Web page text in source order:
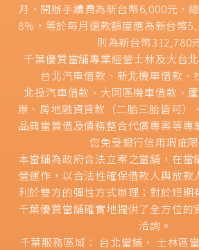
月，開辦手續費為新台幣6,000元，
8%，等於每月還款額度應為新台幣
則為新台幣312,780
千葉優質當舖專業經營士林及大台
台北汽車借款 、 新北機車借款 、
北投汽車借款 、 大同區機車借款 、
辦、房地融資貸款（二胎三胎皆可
品典當質借及債務整合代償專案等專
您免受銀行信用瑕疵限
本當舖為政府合法立案之當舖，在當
營運作，以合法性確保借款人與放款
利於雙方的彈性方式辦理；對於短期
千葉優質當舖確實地提供了全方位的
洽詢。
千葉服務區域： 台北當鋪 ， 士林區